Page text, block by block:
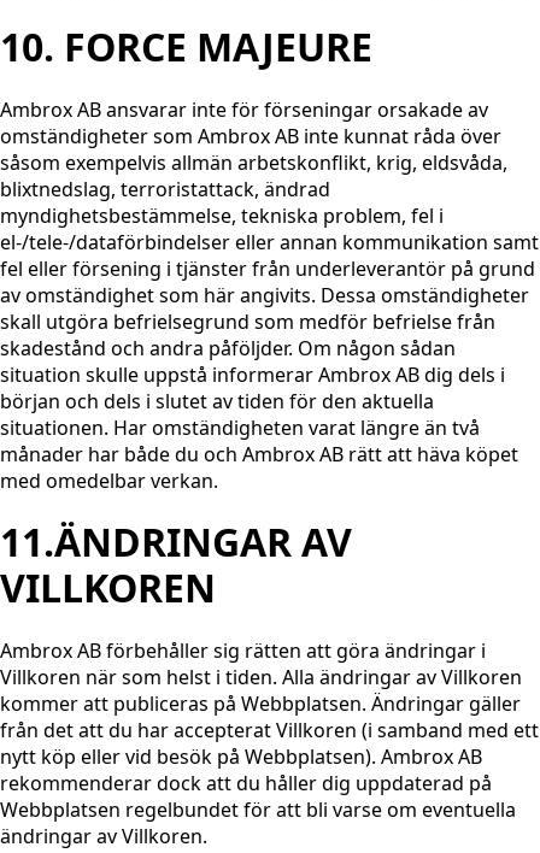
10. FORCE MAJEURE
Ambrox AB ansvarar inte för förseningar orsakade av
omständigheter som Ambrox AB inte kunnat råda över
såsom exempelvis allmän arbetskonflikt, krig, eldsvåda,
blixtnedslag, terroristattack, ändrad
myndighetsbestämmelse, tekniska problem, fel i
el-/tele-/dataförbindelser eller annan kommunikation samt
fel eller försening i tjänster från underleverantör på grund
av omständighet som här angivits. Dessa omständigheter
skall utgöra befrielsegrund som medför befrielse från
skadestånd och andra påföljder. Om någon sådan
situation skulle uppstå informerar Ambrox AB dig dels i
början och dels i slutet av tiden för den aktuella
situationen. Har omständigheten varat längre än två
månader har både du och Ambrox AB rätt att häva köpet
med omedelbar verkan.
11.ÄNDRINGAR AV
VILLKOREN
Ambrox AB förbehåller sig rätten att göra ändringar i
Villkoren när som helst i tiden. Alla ändringar av Villkoren
kommer att publiceras på Webbplatsen. Ändringar gäller
från det att du har accepterat Villkoren (i samband med ett
nytt köp eller vid besök på Webbplatsen). Ambrox AB
rekommenderar dock att du håller dig uppdaterad på
Webbplatsen regelbundet för att bli varse om eventuella
ändringar av Villkoren.